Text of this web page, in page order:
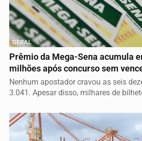
GERAL
Prêmio da Mega-Sena acumula
milhões após concurso sem
Nenhum apostador cravou as seis
3.041. Apesar disso, milhares de